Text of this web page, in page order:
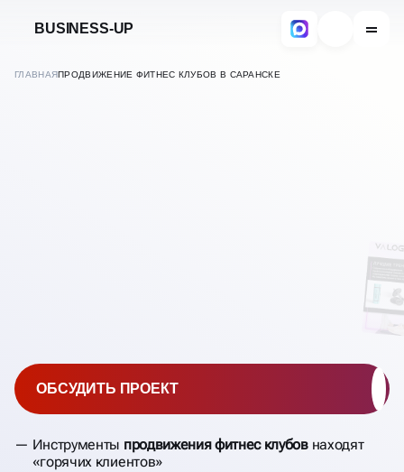
BUSINESS-UP
ГЛАВНАЯПРОДВИЖЕНИЕ ФИТНЕС КЛУБОВ В САРАНСКЕ
Инструменты продвижения фитнес клубовнаходят
«горячих клиентов»
ОБСУДИТЬ ПРОЕКТ